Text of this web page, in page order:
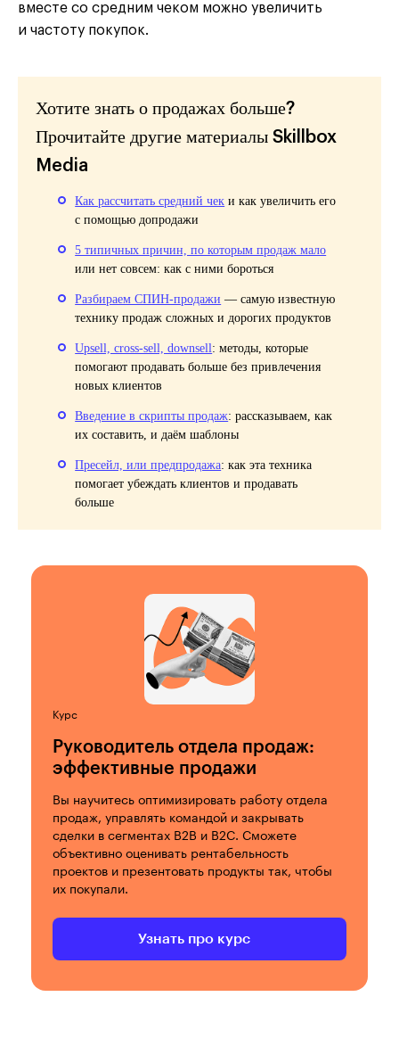
вместе со средним чеком можно увеличить
и частоту покупок.
Хотите знать о продажах больше?
Прочитайте другие материалы Skillbox
Media
Как рассчитать средний чек и как увеличить его
с помощью допродажи
5 типичных причин, по которым продаж мало
или нет совсем: как с ними бороться
Разбираем СПИН-продажи — самую известную
технику продаж сложных и дорогих продуктов
Upsell, cross-sell, downsell: методы, которые
помогают продавать больше без привлечения
новых клиентов
Введение в скрипты продаж: рассказываем, как
их составить, и даём шаблоны
Пресейл, или предпродажа: как эта техника
помогает убеждать клиентов и продавать
больше
Курс
Руководитель отдела продаж:
эффективные продажи
Вы научитесь оптимизировать работу отдела
продаж, управлять командой и закрывать
сделки в сегментах B2B и B2C. Сможете
объективно оценивать рентабельность
проектов и презентовать продукты так, чтобы
их покупали.
Узнать про курс